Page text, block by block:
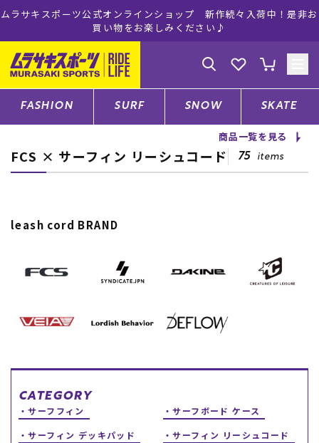
ムラサキスポーツ公式オンラインショップ 新作続々入荷中！是非お
買い物をお楽しみください♪
ゲスト様
ログイン 会員登録
店舗一覧
ファッションTOP
FASHION SURF SNOW SKATE
商品一覧を見る
FCS × サーフィン リーシュコード 75 items
leash cord BRAND
CATEGORY
サーフフィン
サーフボード ケース
サーフィン デッキパッド
サーフィン リーシュコード